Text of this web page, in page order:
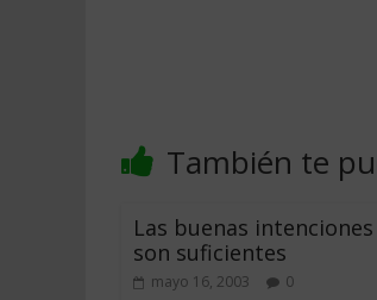
También te
Las buenas
son suficientes
mayo 16, 2003 0